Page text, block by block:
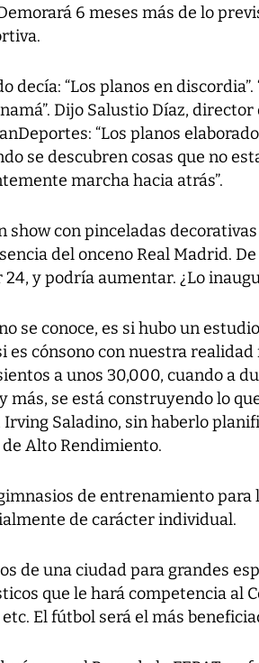
6 meses más de lo
decía: “Los planos en
Dijo Salustio Díaz,
“Los planos
se descubren cosas que no
marcha hacia atrás”.
show con pinceladas
del onceno Real Madrid.
24, y podría aumentar. ¿Lo
se conoce, es si hubo un
es cónsono con nuestra
a unos 30,000, cuando a
más, se está construyendo lo
Saladino, sin haberlo
Alto Rendimiento.
de entrenamiento
de carácter individual.
de una ciudad para grandes
que le hará competencia al
El fútbol será el más